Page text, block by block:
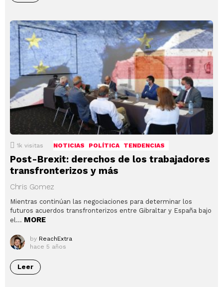
1k visitas NOTICIAS POLÍTICA TENDENCIAS
Post-Brexit: derechos de los trabajadores
transfronterizos y más
Chris Gomez
Mientras continúan las negociaciones para determinar los
futuros acuerdos transfronterizos entre Gibraltar y España bajo
el… MORE
by ReachExtra
hace 5 años
Leer